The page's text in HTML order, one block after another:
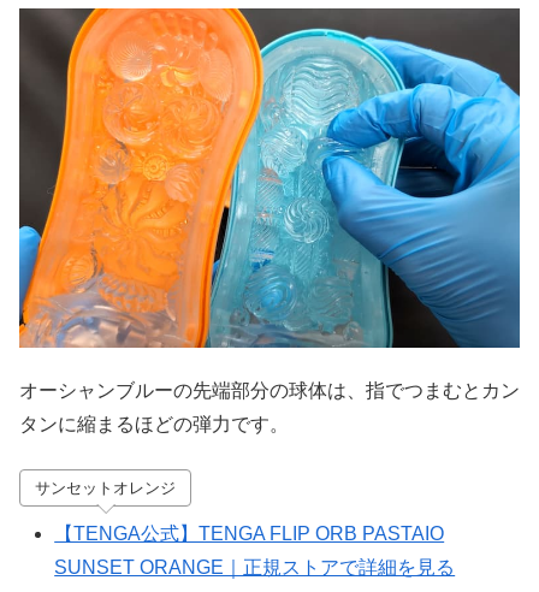
オーシャンブルーの先端部分の球体は、指でつまむとカン
タンに縮まるほどの弾力です。
サンセットオレンジ
【TENGA公式】TENGA FLIP ORB PASTAIO
SUNSET ORANGE｜正規ストアで詳細を見る